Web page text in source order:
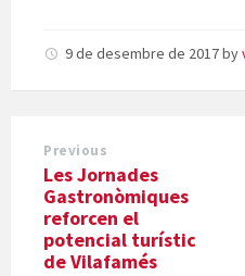
9 de desembre de 2017by
Previous
Les Jornades
Gastronòmiques
reforcen el
potencial turístic
de Vilafamés